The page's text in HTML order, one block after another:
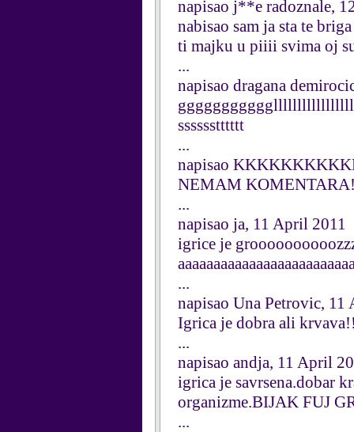
napisao j**e radoznale,
nabisao sam ja sta te
ti majku u piiii svima oj
...
napisao dragana
sssssstttttt
...
napisao
NEMAM
...
napisao ja, 11 April 2011
igrice je
...
napisao Una Petrovic, 11
Igrica je dobra ali
...
napisao andja, 11 April
igrica je savrsena.dobar
organizme.BIJAK FUJ
...